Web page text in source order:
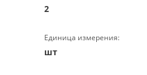
2
Единица измерения:
шт